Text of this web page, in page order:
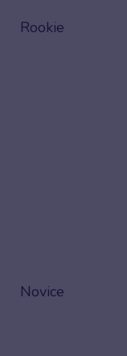
Rookie
Novice